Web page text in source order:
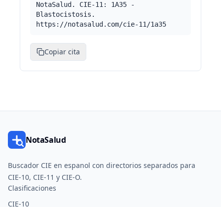
NotaSalud. CIE-11: 1A35 -
Blastocistosis.
https://notasalud.com/cie-11/1a35
Copiar cita
NotaSalud
Buscador CIE en espanol con directorios separados para
CIE-10, CIE-11 y CIE-O.
Clasificaciones
CIE-10